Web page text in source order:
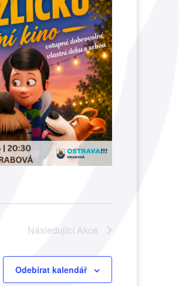
Následující Akce
Odebírat kalendář